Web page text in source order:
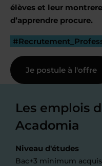
élèves et leur
d’apprendre procure.
Je postule à l'offre
Les emplois
Acadomia
Niveau d'études
Bac+3 minimum